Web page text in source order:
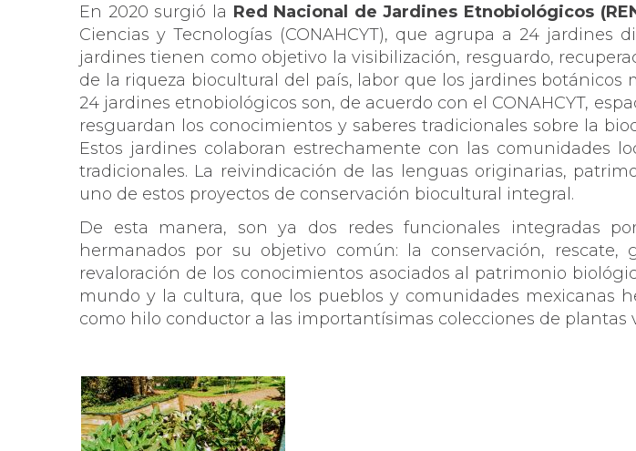
En 2020 surgió la Red Nacional de Jardines Etnobiológicos
Ciencias y Tecnologías (CONAHCYT), que agrupa a 24
jardines tienen como objetivo la visibilización, resguardo,
de la riqueza biocultural del país, labor que los jardines
24 jardines etnobiológicos son, de acuerdo con el CONAHCYT,
resguardan los conocimientos y saberes tradicionales sobre la
Estos jardines colaboran estrechamente con las comunidades
tradicionales. La reivindicación de las lenguas originarias,
uno de estos proyectos de conservación biocultural integral.
De esta manera, son ya dos redes funcionales integradas
hermanados por su objetivo común: la conservación,
revaloración de los conocimientos asociados al patrimonio
mundo y la cultura, que los pueblos y comunidades mexicanas
como hilo conductor a las importantísimas colecciones de plantas